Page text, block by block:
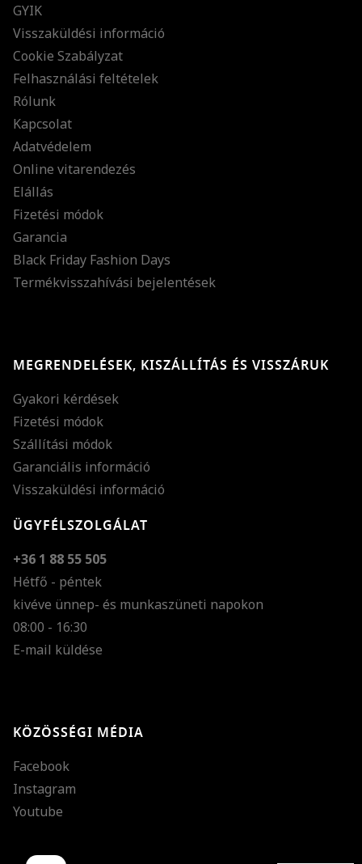
GYIK
Visszaküldési információ
Cookie Szabályzat
Felhasználási feltételek
Rólunk
Kapcsolat
Adatvédelem
Online vitarendezés
Elállás
Fizetési módok
Garancia
Black Friday Fashion Days
Termékvisszahívási bejelentések
MEGRENDELÉSEK, KISZÁLLÍTÁS ÉS VISSZÁRUK
Gyakori kérdések
Fizetési módok
Szállítási módok
Garanciális információ
Visszaküldési információ
ÜGYFÉLSZOLGÁLAT
+36 1 88 55 505
Hétfő - péntek
kivéve ünnep- és munkaszüneti napokon
08:00 - 16:30
E-mail küldése
KÖZÖSSÉGI MÉDIA
Facebook
Instagram
Youtube